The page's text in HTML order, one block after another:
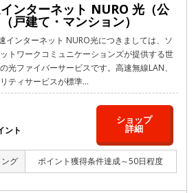
ンターネット NURO 光（公
戸建て・マンション）
インターネット NURO光につきましては、ソ
トワークコミュニケーションズが提供する世
光ファイバーサービスです。高速無線LAN、
ティサービスが標準...
ント
ショップ
詳細
グ ポイント獲得条件達成～50日程度